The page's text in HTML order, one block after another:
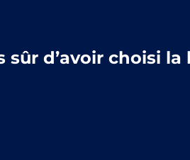
sûr d’avoir choisi la